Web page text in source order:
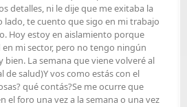
detalles, ni le dije que me exitaba la
te cuento que sigo en mi trabajo
Hoy estoy en aislamiento porque
en mi sector, pero no tengo ningún
La semana que viene volveré al
de salud)Y vos como estás con el
qué contás?Se me ocurre que
el foro una vez a la semana o una vez